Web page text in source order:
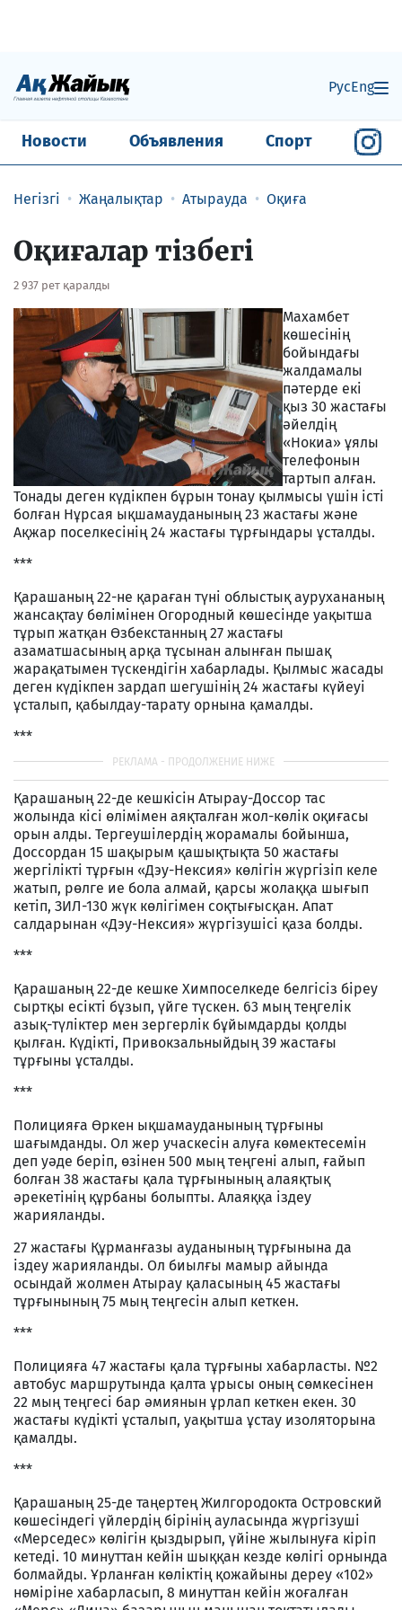
РусEng
Новости Объявления Спорт
Негізгі Жаңалықтар Атырауда Оқиға
Оқиғалар тізбегі
2 937 рет қаралды
Махамбет
көшесінің
бойындағы
жалдамалы
пәтерде екі
қыз 30 жастағы
әйелдің
«Нокиа» ұялы
телефонын
тартып алған.
Тонады деген күдікпен бұрын тонау қылмысы үшін істі
болған Нұрсая ықшамауданының 23 жастағы және
Ақжар поселкесінің 24 жастағы тұрғындары ұсталды.
***
Қарашаның 22-не қараған түні облыстық аурухананың
жансақтау бөлімінен Огородный көшесінде уақытша
тұрып жатқан Өзбекстанның 27 жастағы
азаматшасының арқа тұсынан алынған пышақ
жарақатымен түскендігін хабарлады. Қылмыс жасады
деген күдікпен зардап шегушінің 24 жастағы күйеуі
ұсталып, қабылдау-тарату орнына қамалды.
***
Қарашаның 22-де кешкісін Атырау-Доссор тас
жолында кісі өлімімен аяқталған жол-көлік оқиғасы
орын алды. Тергеушілердің жорамалы бойынша,
Доссордан 15 шақырым қашықтықта 50 жастағы
жергілікті тұрғын «Дэу-Нексия» көлігін жүргізіп келе
жатып, рөлге ие бола алмай, қарсы жолаққа шығып
кетіп, ЗИЛ-130 жүк көлігімен соқтығысқан. Апат
салдарынан «Дэу-Нексия» жүргізушісі қаза болды.
***
Қарашаның 22-де кешке Химпоселкеде белгісіз біреу
сыртқы есікті бұзып, үйге түскен. 63 мың теңгелік
азық-түліктер мен зергерлік бұйымдарды қолды
қылған. Күдікті, Привокзальныйдың 39 жастағы
тұрғыны ұсталды.
***
Полицияға Өркен ықшамауданының тұрғыны
шағымданды. Ол жер учаскесін алуға көмектесемін
деп уәде беріп, өзінен 500 мың теңгені алып, ғайып
болған 38 жастағы қала тұрғынының алаяқтық
әрекетінің құрбаны болыпты. Алаяққа іздеу
жарияланды.
27 жастағы Құрманғазы ауданының тұрғынына да
іздеу жарияланды. Ол биылғы мамыр айында
осындай жолмен Атырау қаласының 45 жастағы
тұрғынының 75 мың теңгесін алып кеткен.
***
Полицияға 47 жастағы қала тұрғыны хабарласты. №2
автобус маршрутында қалта ұрысы оның сөмкесінен
22 мың теңгесі бар әмиянын ұрлап кеткен екен. 30
жастағы күдікті ұсталып, уақытша ұстау изоляторына
қамалды.
***
Қарашаның 25-де таңертең Жилгородокта Островский
көшесіндегі үйлердің бірінің ауласында жүргізуші
«Мерседес» көлігін қыздырып, үйіне жылынуға кіріп
кетеді. 10 минуттан кейін шыққан кезде көлігі орнында
болмайды. Ұрланған көліктің қожайыны дереу «102»
нөміріне хабарласып, 8 минуттан кейін жоғалған